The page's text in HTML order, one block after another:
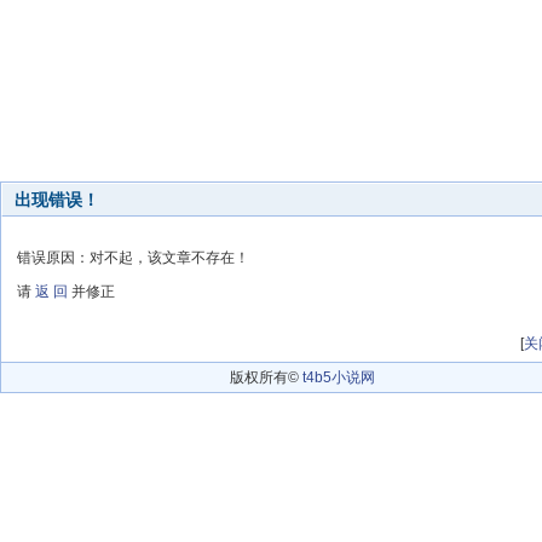
出现错误！
错误原因：对不起，该文章不存在！
请 返 回 并修正
[关
版权所有© t4b5小说网